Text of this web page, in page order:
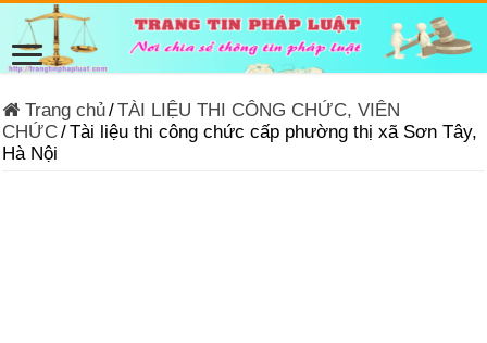
Trang chủ/TÀI LIỆU THI CÔNG CHỨC, VIÊN
CHỨC/Tài liệu thi công chức cấp phường thị xã Sơn Tây,
Hà Nội